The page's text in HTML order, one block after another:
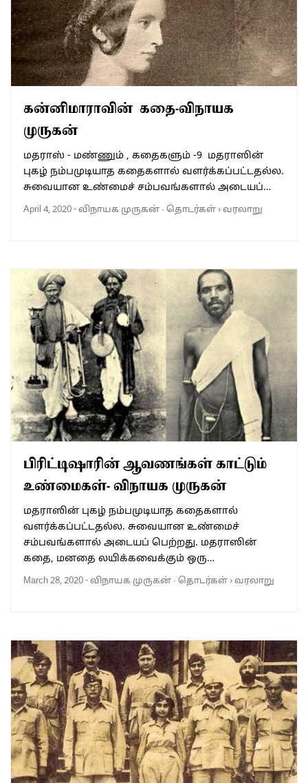
கன்னிமாராவின் கதை-விநாயக
முருகன்
மதராஸ் - மண்ணும் , கதைகளும் -9 மதராஸின்
புகழ் நம்பமுடியாத கதைகளால் வளர்க்கப்பட்டதல்ல.
சுவையான உண்மைச் சம்பவங்களால் அடையப்…
April 4, 2020-விநாயக முருகன் · தொடர்கள்›வரலாறு
பிரிட்டிஷாரின் ஆவணங்கள் காட்டும்
உண்மைகள்- விநாயக முருகன்
மதராஸின் புகழ் நம்பமுடியாத கதைகளால்
வளர்க்கப்பட்டதல்ல. சுவையான உண்மைச்
சம்பவங்களால் அடையப் பெற்றது. மதராஸின்
கதை, மனதை லயிக்கவைக்கும் ஒரு…
March 28, 2020-விநாயக முருகன் · தொடர்கள்›வரலாறு